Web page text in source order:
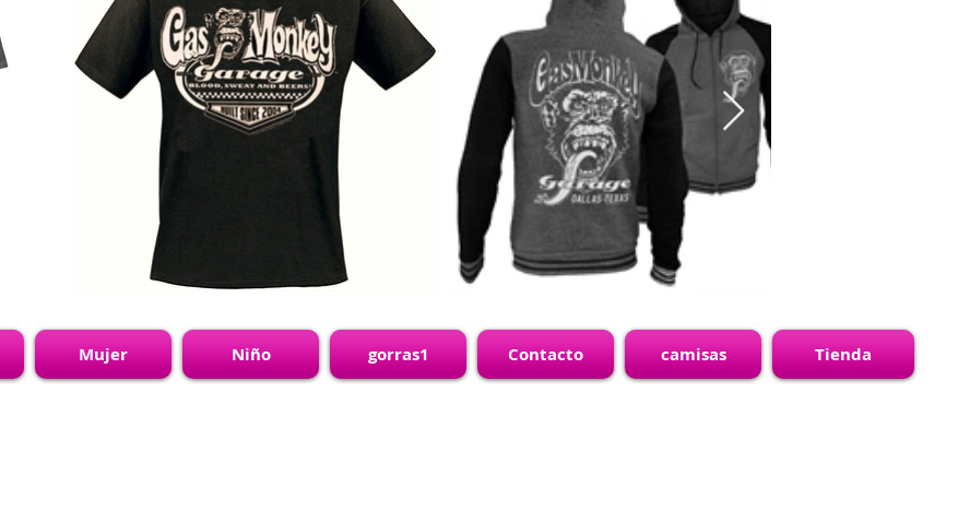
Mujer Niño gorras1 Contacto camisas Tienda